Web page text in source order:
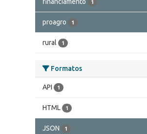
1
proagro 1
rural 1
Formatos
API 1
HTML 1
JSON 1